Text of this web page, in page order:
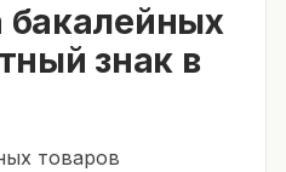
бакалейных
знак в
товаров